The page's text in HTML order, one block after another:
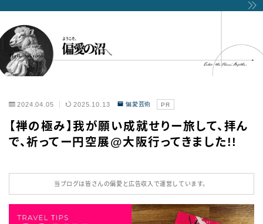
2024.04.05 2025.10.13 偏愛芸術 PR
【禅の極み】我が願い成就せりー旅して、拝ん
で、祈ってー円空展@大阪行ってきました!!
当ブログは皆さんの偏愛と広告収入で運営しています。